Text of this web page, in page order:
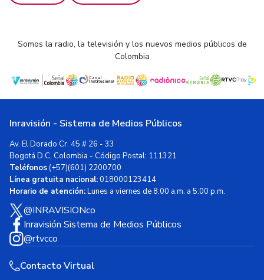
Somos la radio, la televisión y los nuevos medios públicos de
Colombia
Inravisión - Sistema de Medios Públicos
Av. El Dorado Cr. 45 # 26 - 33
Bogotá D.C, Colombia - Código Postal: 111321
Teléfonos(+57)(601) 2200700
Línea gratuita nacional:018000123414
Horario de atención:Lunes a viernes de 8:00 a.m. a 5:00 p.m.
@INRAVISIONco
Inravisión Sistema de Medios Públicos
@rtvcco
Contacto Virtual